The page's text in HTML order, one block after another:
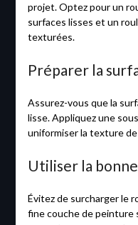
projet. Optez pour un
surfaces lisses et un
texturées.
Préparer la
Assurez-vous que la
lisse. Appliquez une
uniformiser la texture de
Utiliser la
Évitez de surcharger le
fine couche de peinture